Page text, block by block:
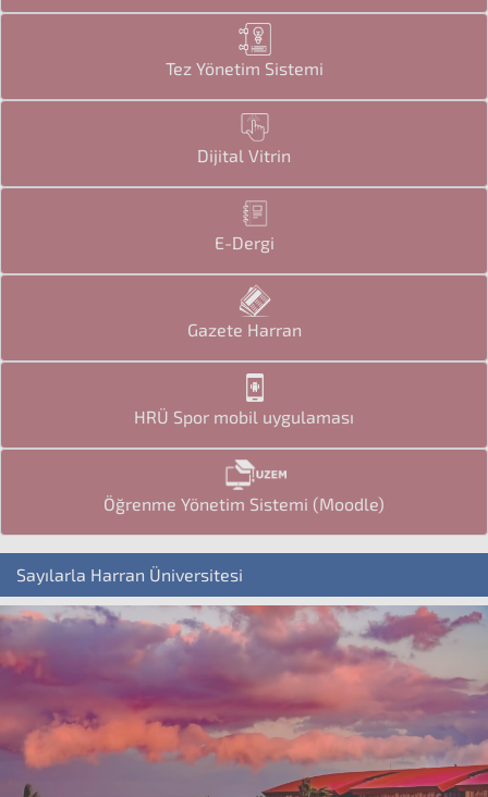
Tez Yönetim Sistemi
Dijital Vitrin
E-Dergi
Gazete Harran
HRÜ Spor mobil uygulaması
Öğrenme Yönetim Sistemi (Moodle)
Sayılarla Harran Üniversitesi